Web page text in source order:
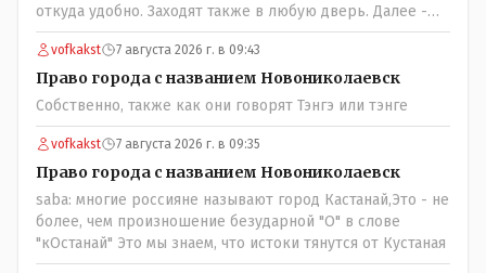
откуда удобно. Заходят также в любую дверь. Далее -
либо платишь сам (у каждой двери есть валидатор),
либо кондуктор подойдет с терминалом. Водитель
разгружен от вопросов оплаты, полностью
сконцентрировавшись на управлении автобусом.
Кондуктор - помимо удобства - несомненно рабочие
места. Сколько людей можно трудоустроить? Но зачем,
когда водитель должен и на дорогу смотреть, и оплату
контролировать , и (в редких случаях оплаты наличкой)
сдачу выдавать. У нас прогресс почему-то идет с
регрессом рука об руку. Любую хорошую задумку
умудряемся похерить(
vofkakst 7 августа 2026 г. в 09:43
Право города с названием Новониколаевск
Собственно, также как они говорят Тэнгэ или тэнге
vofkakst 7 августа 2026 г. в 09:35
Право города с названием Новониколаевск
saba: многие россияне называют город Кастанай,Это - не
более, чем произношение безударной "О" в слове
"кОстанай" Это мы знаем, что истоки тянутся от Кустаная